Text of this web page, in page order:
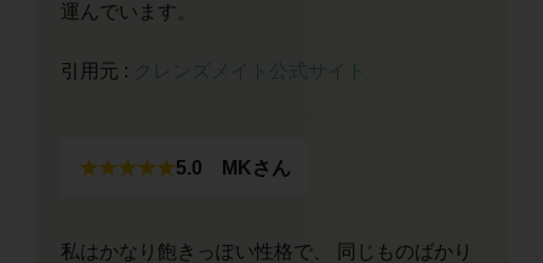
運んでいます。
引用元 : クレンズメイト公式サイト
★★★★★5.0 MKさん
私はかなり飽きっぽい性格で、 同じものばかり